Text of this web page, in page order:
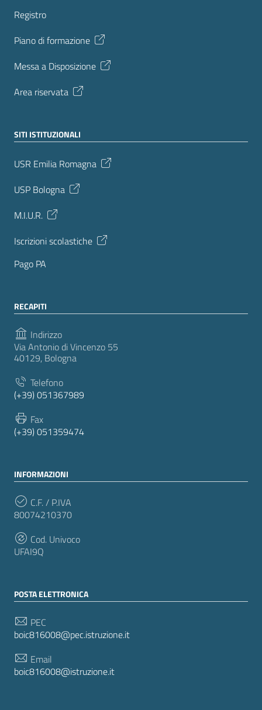
Registro
Piano di formazione
Messa a Disposizione
Area riservata
SITI ISTITUZIONALI
USR Emilia Romagna
USP Bologna
M.I.U.R.
Iscrizioni scolastiche
Pago PA
RECAPITI
Indirizzo
Via Antonio di Vincenzo 55
40129, Bologna
Telefono
(+39) 051367989
Fax
(+39) 051359474
INFORMAZIONI
C.F. / P.IVA
80074210370
Cod. Univoco
UFAI9Q
POSTA ELETTRONICA
PEC
boic816008@pec.istruzione.it
Email
boic816008@istruzione.it